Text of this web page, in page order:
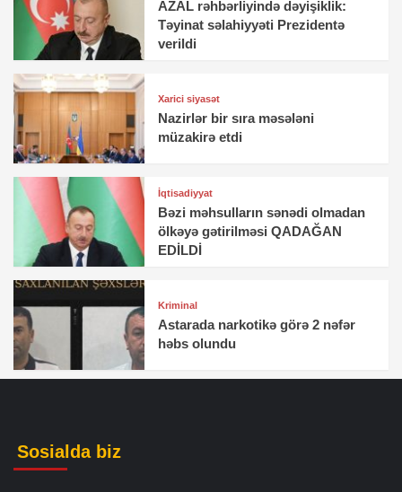
AZAL rəhbərliyində dəyişiklik:
Təyinat səlahiyyəti Prezidentə
verildi
Xarici siyasət
Nazirlər bir sıra məsələni
müzakirə etdi
İqtisadiyyat
Bəzi məhsulların sənədi olmadan
ölkəyə gətirilməsi QADAĞAN
EDİLDİ
Kriminal
Astarada narkotikə görə 2 nəfər
həbs olundu
Sosialda biz